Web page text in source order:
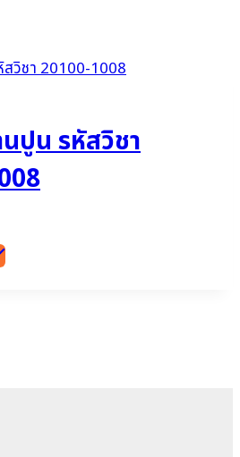
ปูน รหัสวิชา